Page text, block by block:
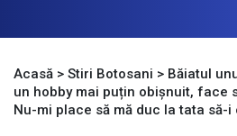
Acasă > Stiri Botosani > Băiatul
un hobby mai puțin obișnuit, face
Nu-mi place să mă duc la tata să-